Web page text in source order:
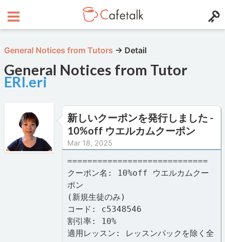
General Notices from Tutors → Detail
General Notices from Tutor
ERI.eri
新しいクーポンを発行しました -
10%off ウエルカムクーポン
Mar 18, 2025
============================
クーポン名: 10%off ウエルカムクー
ポン
(新規生徒のみ)
コード: c5348546
割引率: 10%
適用レッスン: レッスンパックを除く全